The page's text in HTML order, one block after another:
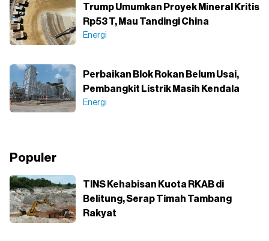
Trump Umumkan Proyek Mineral Kritis
Rp53 T, Mau Tandingi China
Energi
Perbaikan Blok Rokan Belum Usai,
Pembangkit Listrik Masih Kendala
Energi
Populer
TINS Kehabisan Kuota RKAB di
Belitung, Serap Timah Tambang
Rakyat